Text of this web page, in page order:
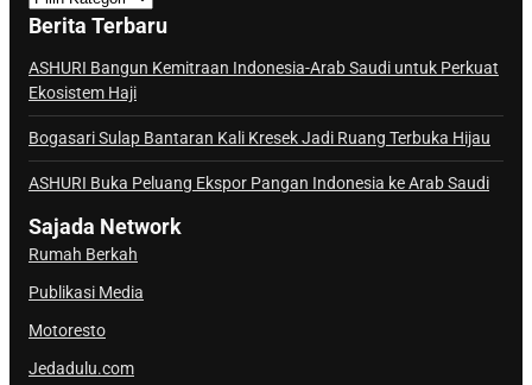
a
n
a
l
j
d
a
Berita Terbaru
ASHURI Bangun Kemitraan Indonesia-Arab Saudi untuk Perkuat
Ekosistem Haji
Bogasari Sulap Bantaran Kali Kresek Jadi Ruang Terbuka Hijau
ASHURI Buka Peluang Ekspor Pangan Indonesia ke Arab Saudi
Sajada Network
Rumah Berkah
Publikasi Media
Motoresto
Jedadulu.com